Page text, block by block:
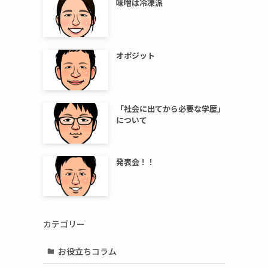
味噌は冷凍派
オポジット
「社会に出てから必要な学歴」
について
発表会！！
カテゴリー
お役立ちコラム